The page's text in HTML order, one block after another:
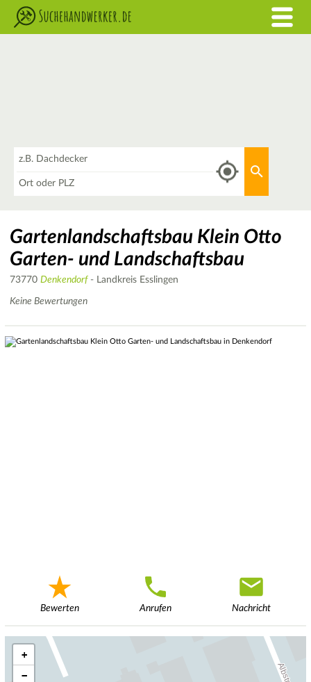
Gartenlandschaftsbau Klein Otto
Garten- und Landschaftsbau
73770 Denkendorf- Landkreis Esslingen
Keine Bewertungen
Bewerten Anrufen Nachricht
+
−